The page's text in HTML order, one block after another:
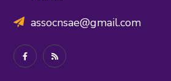
assocnsae@gmail.com